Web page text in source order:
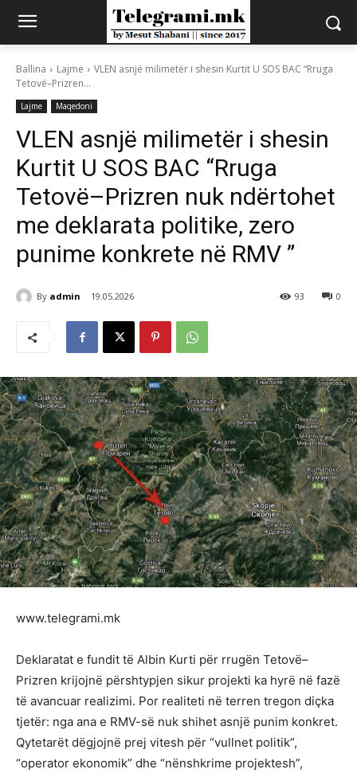
Ballina Lajme
VLEN asnjë milimetër i shesin Kurtit U SOS BAC “Rruga
Tetovë–Prizren...
Lajme Maqedoni
VLEN asnjë milimetër i shesin
Kurtit U SOS BAC “Rruga
Tetovë–Prizren nuk ndërtohet
me deklarata politike, zero
punime konkrete në RMV ”
By admin 19.05.2026 0
93
www.telegrami.mk
Deklaratat e fundit të Albin Kurti për rrugën Tetovë–
Prizren krijojnë përshtypjen sikur projekti ka hyrë në fazë
të avancuar realizimi. Por realiteti në terren tregon diçka
tjetër: nga ana e RMV-së nuk shihet asnjë punim konkret.
Qytetarët dëgjojnë prej vitesh për “vullnet politik”,
“operator ekonomik” dhe “nënshkrime projektesh”,